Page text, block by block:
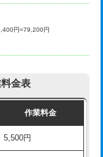
27,500円
38,500円
16,500円+材料費
11,000円+材料費
13,200円
16,500円
円=79,200円
金表
作業料金
5,500円